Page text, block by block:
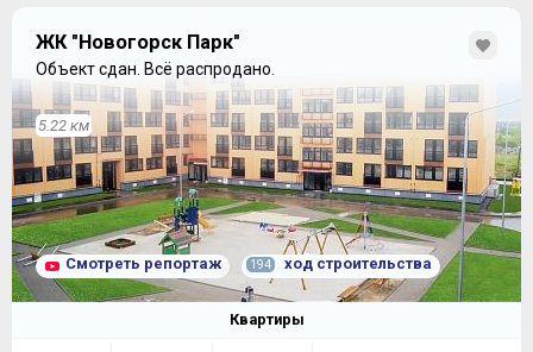
ЖК "Новогорск Парк"
Объект сдан. Всё распродано.
5.22 км
Смотреть репортаж 194 ход строительства
Квартиры